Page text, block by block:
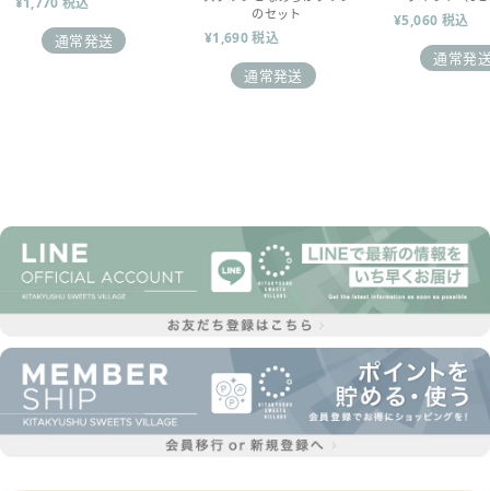
通常発送
のセット
¥1,690 税込
通常発送
¥5,060 税込
通常発